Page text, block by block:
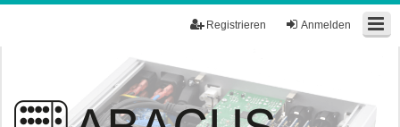
Anmelden
Registrieren